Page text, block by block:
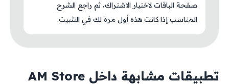
صفحة الباقات لاختيار الاشتراك، ثم راجع الشرح
المناسب إذا كانت هذه أول مرة لك في التثبيت.
تطبيقات مشابهة داخل AM Store